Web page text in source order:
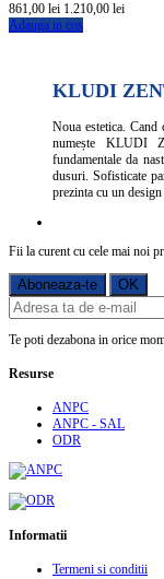
861,00 lei 1.210,00 lei
Adauga in cos
KLUDI
Noua estetica.
numește KLUDI
fundamentale da
dusuri. Sofisticate
prezinta cu un
Fii la curent cu cele mai noi
Te poti dezabona in orice
Resurse
ANPC
ANPC - SAL
ODR
Informatii
Termeni si conditii